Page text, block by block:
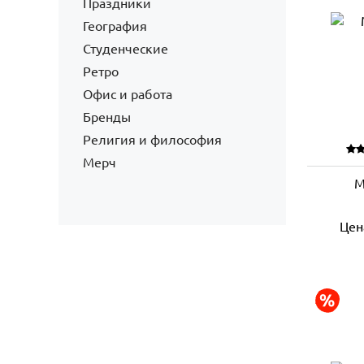
Праздники
География
Студенческие
Ретро
Офис и работа
Бренды
Религия и философия
Мерч